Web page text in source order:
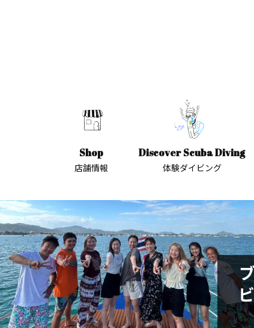
Shop
店舗情報
Discover Scuba Diving
体験ダイビング